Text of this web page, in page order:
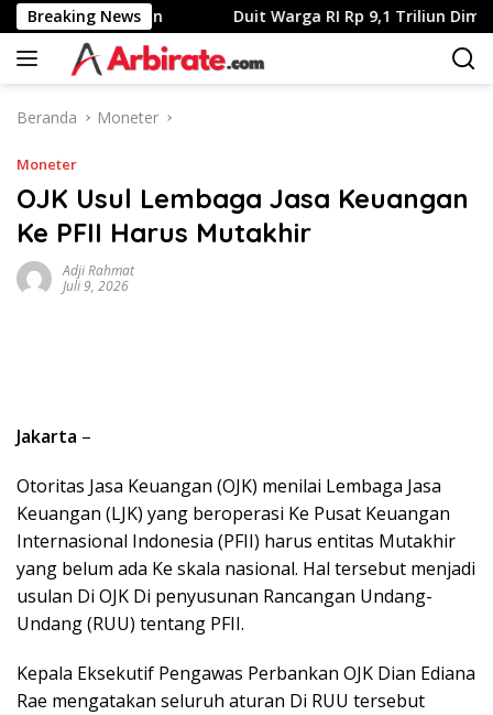
Langsung
ke
konten
Breaking News
Perbankan Duit Warga RI Rp 9,1 Triliun Dimaling,
Beranda Moneter
Moneter
OJK Usul Lembaga Jasa Keuangan
Ke PFII Harus Mutakhir
Adji Rahmat
Juli 9, 2026
Jakarta –
Otoritas Jasa Keuangan (OJK) menilai Lembaga Jasa
Keuangan (LJK) yang beroperasi Ke Pusat Keuangan
Internasional Indonesia (PFII) harus entitas Mutakhir
yang belum ada Ke skala nasional. Hal tersebut menjadi
usulan Di OJK Di penyusunan Rancangan Undang-
Undang (RUU) tentang PFII.
Kepala Eksekutif Pengawas Perbankan OJK Dian Ediana
Rae mengatakan seluruh aturan Di RUU tersebut